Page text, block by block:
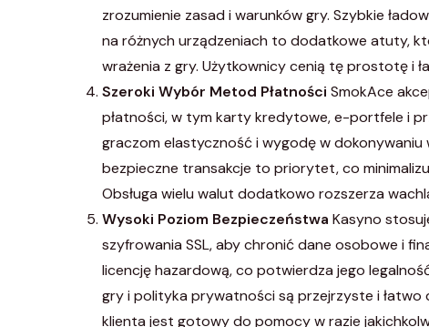
zrozumienie zasad i warunków gry. Szybkie
na różnych urządzeniach to dodatkowe atuty,
wrażenia z gry. Użytkownicy cenią tę prostotę i
Szeroki Wybór Metod Płatności SmokAce
płatności, w tym karty kredytowe, e-portfele i
graczom elastyczność i wygodę w dokonywaniu
bezpieczne transakcje to priorytet, co
Obsługa wielu walut dodatkowo rozszerza
Wysoki Poziom Bezpieczeństwa Kasyno
szyfrowania SSL, aby chronić dane osobowe i
licencję hazardową, co potwierdza jego
gry i polityka prywatności są przejrzyste i łatwo
klienta jest gotowy do pomocy w razie